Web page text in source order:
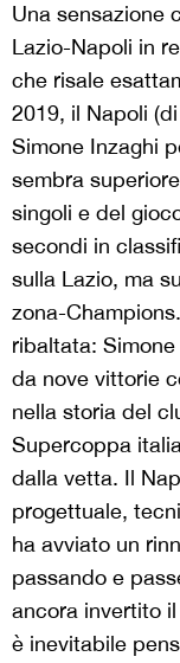
Una sensazione
Lazio-Napoli in
che risale
2019, il Napoli
Simone Inzaghi
sembra
singoli e del
secondi in
sulla Lazio, ma
zona-
ribaltata:
da nove vittorie
nella storia del
Supercoppa
dalla vetta. Il
progettuale,
ha avviato un
passando e
ancora invertito
è inevitabile